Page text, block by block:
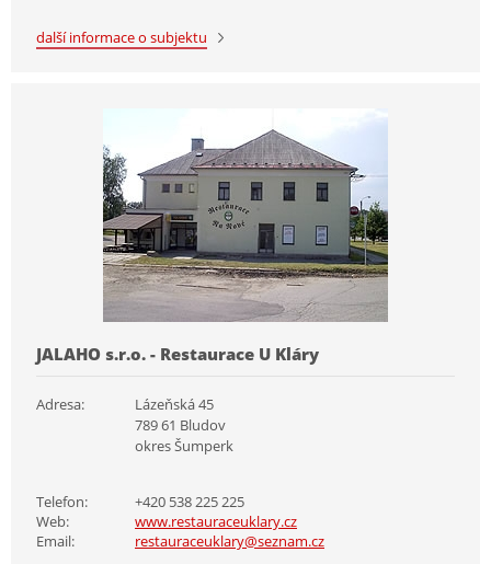
další informace o subjektu
JALAHO s.r.o. - Restaurace U Kláry
Adresa:
Lázeňská 45
789 61 Bludov
okres Šumperk
Telefon:
+420 538 225 225
Web:
www.restauraceuklary.cz
Email:
restauraceuklary@seznam.cz